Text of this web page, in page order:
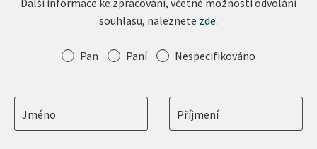
souhlasu, naleznete zde.
Oslovení Pan Paní Nespecifikováno
Jméno Příjmení